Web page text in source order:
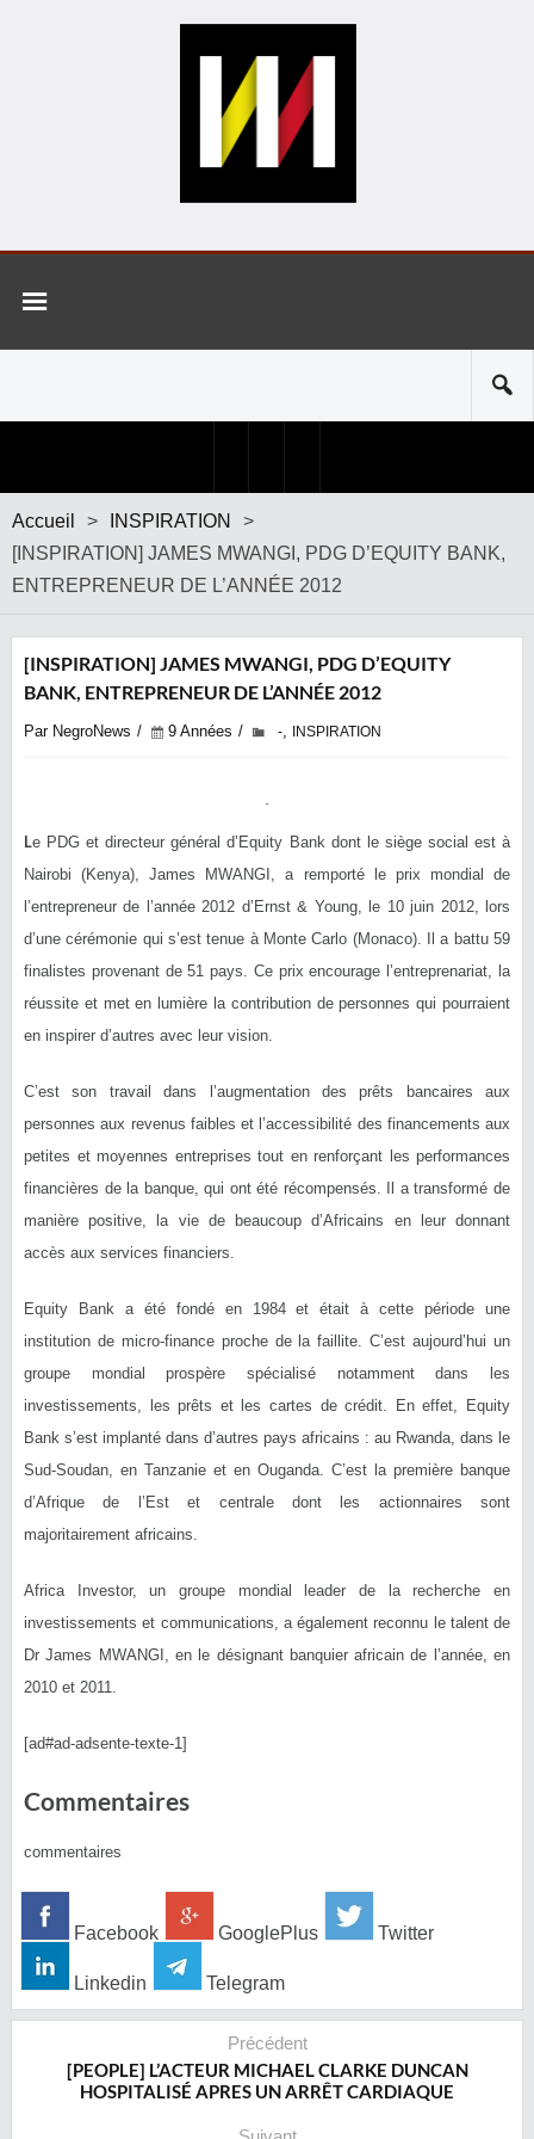
Accueil > INSPIRATION
>
‎[INSPIRATION] JAMES MWANGI, PDG D’EQUITY BANK,
ENTREPRENEUR DE L’ANNÉE 2012
‎[INSPIRATION] JAMES MWANGI, PDG D’EQUITY
BANK, ENTREPRENEUR DE L’ANNÉE 2012
Par NegroNews 9 Années -, INSPIRATION
Le PDG et directeur général d’Equity Bank dont le siège social est à
Nairobi (Kenya), James MWANGI, a remporté le prix mondial de
l’entrepreneur de l’année 2012 d’Ernst & Young, le 10 juin 2012, lors
d’une cérémonie qui s’est tenue à Monte Carlo (Monaco). Il a battu 59
finalistes provenant de 51 pays. Ce prix encourage l’entreprenariat, la
réussite et met en lumière la contribution de personnes qui pourraient
en inspirer d’autres avec leur vision.
C’est son travail dans l’augmentation des prêts bancaires aux
personnes aux revenus faibles et l’accessibilité des financements aux
petites et moyennes entreprises tout en renforçant les performances
financières de la banque, qui ont été récompensés. Il a transformé de
manière positive, la vie de beaucoup d’Africains en leur donnant
accès aux services financiers.
Equity Bank a été fondé en 1984 et était à cette période une
institution de micro-finance proche de la faillite. C’est aujourd’hui un
groupe mondial prospère spécialisé notamment dans les
investissements, les prêts et les cartes de crédit. En effet, Equity
Bank s’est implanté dans d’autres pays africains : au Rwanda, dans le
Sud-Soudan, en Tanzanie et en Ouganda. C’est la première banque
d’Afrique de l’Est et centrale dont les actionnaires sont
majoritairement africains.
Africa Investor, un groupe mondial leader de la recherche en
investissements et communications, a également reconnu le talent de
Dr James MWANGI, en le désignant banquier africain de l’année, en
2010 et 2011.
[ad#ad-adsente-texte-1]
Commentaires
commentaires
Facebook GooglePlus Twitter
Linkedin Telegram
Précédent
‎[PEOPLE] L’ACTEUR MICHAEL CLARKE DUNCAN
HOSPITALISÉ APRES UN ARRÊT CARDIAQUE